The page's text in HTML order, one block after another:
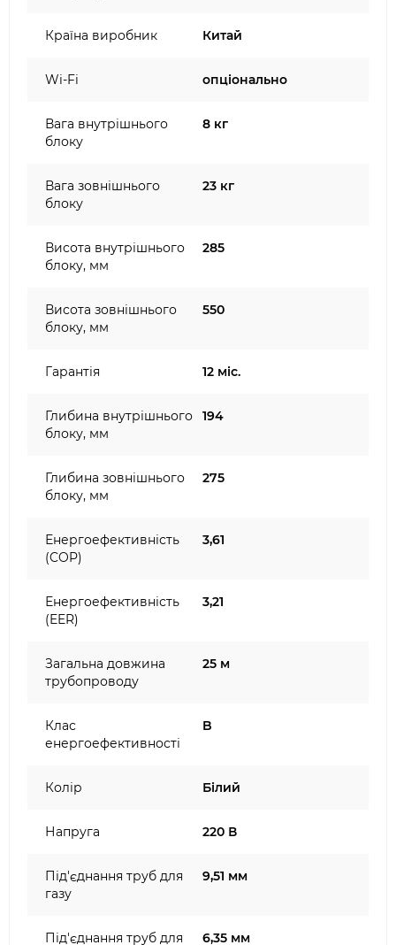
Країна виробник Китай
Wi-Fi опціонально
Вага внутрішнього
блоку
8 кг
Вага зовнішнього
блоку
23 кг
Висота внутрішнього
блоку, мм
285
Висота зовнішнього
блоку, мм
550
Гарантія 12 міс.
Глибина внутрішнього
блоку, мм
194
Глибина зовнішнього
блоку, мм
275
Енергоефективність
(COP)
3,61
Енергоефективність
(EER)
3,21
Загальна довжина
трубопроводу
25 м
Клас
енергоефективності
B
Колір Білий
Напруга 220 В
Під'єднання труб для
газу
9,51 мм
Під'єднання труб для 6,35 мм